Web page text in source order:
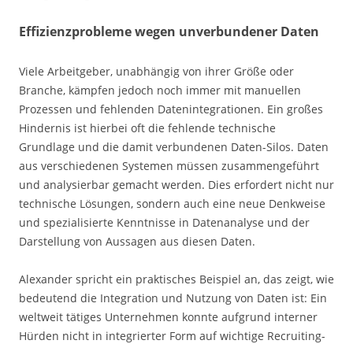
Effizienzprobleme wegen unverbundener Daten
Viele Arbeitgeber, unabhängig von ihrer Größe oder
Branche, kämpfen jedoch noch immer mit manuellen
Prozessen und fehlenden Datenintegrationen. Ein großes
Hindernis ist hierbei oft die fehlende technische
Grundlage und die damit verbundenen Daten-Silos. Daten
aus verschiedenen Systemen müssen zusammengeführt
und analysierbar gemacht werden. Dies erfordert nicht nur
technische Lösungen, sondern auch eine neue Denkweise
und spezialisierte Kenntnisse in Datenanalyse und der
Darstellung von Aussagen aus diesen Daten.
Alexander spricht ein praktisches Beispiel an, das zeigt, wie
bedeutend die Integration und Nutzung von Daten ist: Ein
weltweit tätiges Unternehmen konnte aufgrund interner
Hürden nicht in integrierter Form auf wichtige Recruiting-